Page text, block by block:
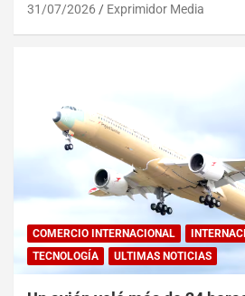
31/07/2026 Exprimidor Media
COMERCIO INTERNACIONAL
TECNOLOGÍA
ULTIMAS NOTICIAS